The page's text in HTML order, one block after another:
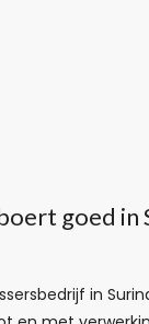
goed in
in